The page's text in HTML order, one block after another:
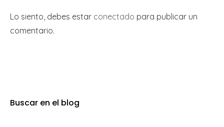
Lo siento, debes estar conectado para publicar un
comentario.
Buscar en el blog